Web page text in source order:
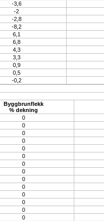
-3,6
-2
-2,8
-8,2
6,1
6,8
4,3
3,3
0,9
0,5
-0,2
Byggbrunflekk
% dekning
0
0
0
0
0
0
0
0
0
0
0
0
0
0